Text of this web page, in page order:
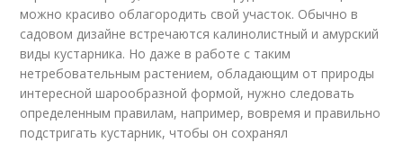
можно красиво облагородить свой участок. Обычно в
садовом дизайне встречаются калинолистный и амурский
виды кустарника. Но даже в работе с таким
нетребовательным растением, обладающим от природы
интересной шарообразной формой, нужно следовать
определенным правилам, например, вовремя и правильно
подстригать кустарник, чтобы он сохранял